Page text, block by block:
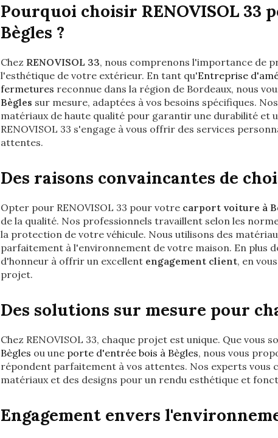
Pourquoi choisir RENOVISOL
Bègles ?
Chez RENOVISOL 33, nous comprenons l'importance de
l'esthétique de votre extérieur. En tant qu'Entreprise
fermetures reconnue dans la région de Bordeaux, nous
Bègles sur mesure, adaptées à vos besoins spécifiques. Nos
matériaux de haute qualité pour garantir une durabilité et
RENOVISOL 33 s'engage à vous offrir des services
attentes.
Des raisons convaincantes de
Opter pour RENOVISOL 33 pour votre carport voiture à
de la qualité. Nos professionnels travaillent selon les
la protection de votre véhicule. Nous utilisons des
parfaitement à l'environnement de votre maison. En plus
d'honneur à offrir un excellent engagement client, en
projet.
Des solutions sur mesure pour
Chez RENOVISOL 33, chaque projet est unique. Que vous
Bègles ou une porte d'entrée bois à Bègles, nous vous
répondent parfaitement à vos attentes. Nos experts vous
matériaux et des designs pour un rendu esthétique et
Engagement envers